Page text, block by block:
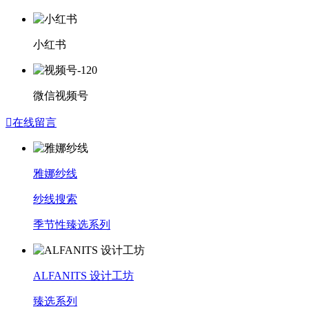
小红书
微信视频号
在线留言
雅娜纱线
纱线搜索
季节性臻选系列
ALFANITS 设计工坊
臻选系列